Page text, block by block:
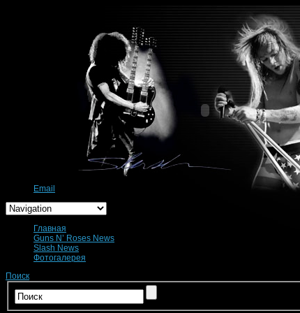
Email
Главная
Guns N’ Roses News
Slash News
Фотогалерея
Поиск